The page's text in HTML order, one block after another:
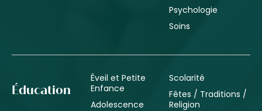
Psychologie
Soins
Éducation
Éveil et Petite
Enfance
Adolescence
Scolarité
Fêtes / Traditions /
Religion